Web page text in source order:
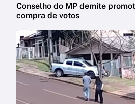
Conselho do MP demite
compra de votos